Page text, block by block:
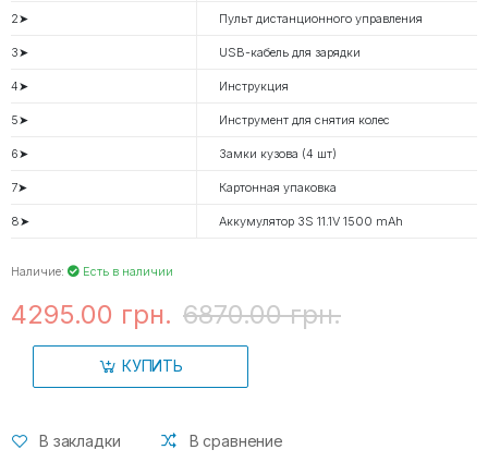
2➤ Пульт дистанционного управления
3➤ USB-кабель для зарядки
4➤ Инструкция
5➤ Инструмент для снятия колес
6➤ Замки кузова (4 шт)
7➤ Картонная упаковка
8➤ Аккумулятор 3S 11.1V 1500 mAh
Наличие: Есть в наличии
4295.00 грн. 6870.00 грн.
КУПИТЬ
В закладки В сравнение